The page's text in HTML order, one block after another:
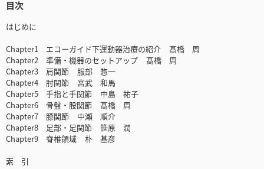
目次
はじめに
Chapter1 エコーガイド下運動器治療の紹介 髙橋 周
Chapter2 準備・機器のセットアップ 髙橋 周
Chapter3 肩関節 服部 惣一
Chapter4 肘関節 宮武 和馬
Chapter5 手指と手関節 中島 祐子
Chapter6 骨盤・股関節 髙橋 周
Chapter7 膝関節 中瀬 順介
Chapter8 足部・足関節 笹原 潤
Chapter9 脊椎領域 朴 基彦
索 引